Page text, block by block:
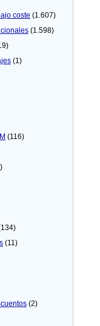
coste (1.607)
(1.598)
(1)
(116)
(11)
(2)